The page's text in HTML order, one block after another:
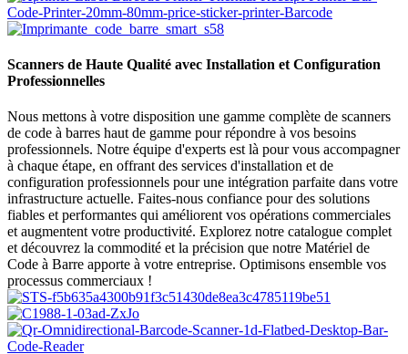
Scanners de Haute Qualité avec Installation et Configuration
Professionnelles
Nous mettons à votre disposition une gamme complète de scanners
de code à barres haut de gamme pour répondre à vos besoins
professionnels. Notre équipe d'experts est là pour vous accompagner
à chaque étape, en offrant des services d'installation et de
configuration professionnels pour une intégration parfaite dans votre
infrastructure actuelle. Faites-nous confiance pour des solutions
fiables et performantes qui améliorent vos opérations commerciales
et augmentent votre productivité. Explorez notre catalogue complet
et découvrez la commodité et la précision que notre Matériel de
Code à Barre apporte à votre entreprise. Optimisons ensemble vos
processus commerciaux !